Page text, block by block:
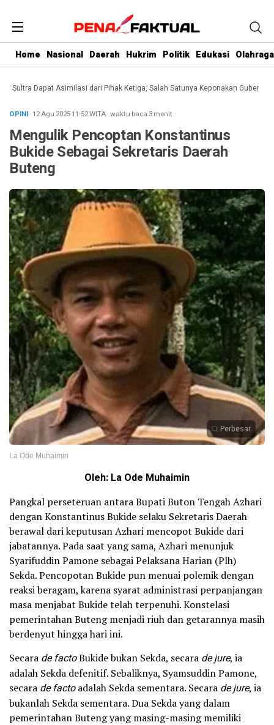
Home Nasional Daerah Hukrim Politik Edukasi Olahraga
Dapat Asimilasi dari Pihak Ketiga, Salah Satunya Keponakan Gubernur
OPINI· 12 Agu 202511:52WITA·waktu baca 3 menit
Mengulik Pencoptan Konstantinus
Bukide Sebagai Sekretaris Daerah
Buteng
Perbesar
La Ode Muhaimin
Oleh: La Ode Muhaimin
Pangkal perseteruan antara Bupati Buton Tengah Azhari
dengan Konstantinus Bukide selaku Sekretaris Daerah
berawal dari keputusan Azhari mencopot Bukide dari
jabatannya. Pada saat yang sama, Azhari menunjuk
Syarifuddin Pamone sebagai Pelaksana Harian (Plh)
Sekda. Pencopotan Bukide pun menuai polemik dengan
reaksi beragam, karena syarat administrasi perpanjangan
masa menjabat Bukide telah terpenuhi. Konstelasi
pemerintahan Buteng menjadi riuh dan getarannya masih
berdenyut hingga hari ini.
Secara de factoBukide bukan Sekda, secara de jure, ia
adalah Sekda defenitif. Sebaliknya, Syamsuddin Pamone,
secara de factoadalah Sekda sementara. Secara de jure, ia
bukanlah Sekda sementara. Dua Sekda yang dalam
pemerintahan Buteng yang masing-masing memiliki